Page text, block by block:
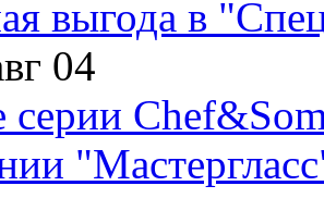
выгода в
04